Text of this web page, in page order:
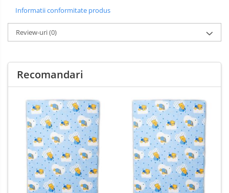
Informatii conformitate produs
Review-uri(0)
Recomandari